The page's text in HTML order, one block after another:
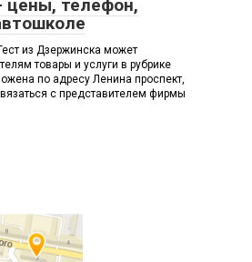
цены, телефон,
из Дзержинска может
товары и услуги в рубрике
по адресу Ленина проспект,
с представителем фирмы